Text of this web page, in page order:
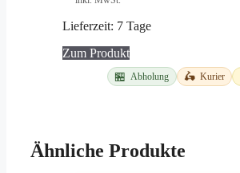
Lieferzeit: 7 Tage
Zum ProduktDieses
Produkt
weist
Optionen
🏪 Abholung 🛵 Kurier
Ähnliche Produkte